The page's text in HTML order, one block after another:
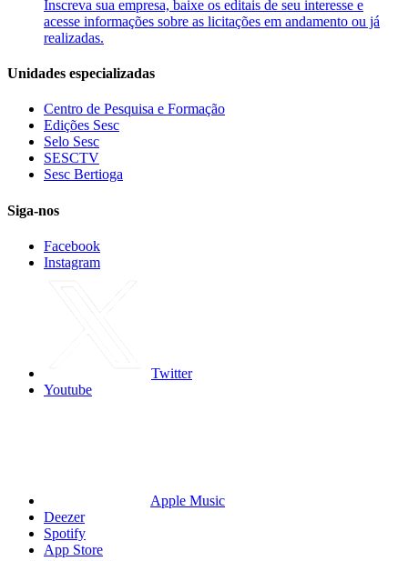
Inscreva sua empresa, baixe os editais de seu interesse e
acesse informações sobre as licitações em andamento ou já
realizadas.
Unidades especializadas
Centro de Pesquisa e Formação
Edições Sesc
Selo Sesc
SESCTV
Sesc Bertioga
Siga-nos
Facebook
Instagram
Twitter
Youtube
Apple Music
Deezer
Spotify
App Store